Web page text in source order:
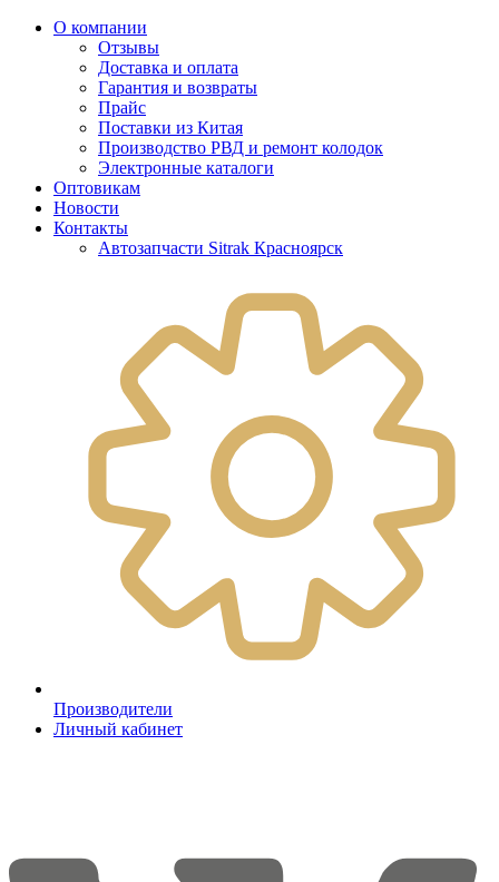
О компании
Отзывы
Доставка и оплата
Гарантия и возвраты
Прайс
Поставки из Китая
Производство РВД и ремонт колодок
Электронные каталоги
Оптовикам
Новости
Контакты
Автозапчасти Sitrak Красноярск
Производители
Личный кабинет